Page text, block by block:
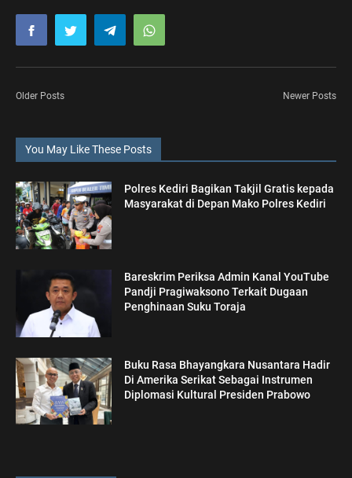
Older Posts Newer Posts
You May Like These Posts
Polres Kediri Bagikan Takjil Gratis kepada
Masyarakat di Depan Mako Polres Kediri
Bareskrim Periksa Admin Kanal YouTube
Pandji Pragiwaksono Terkait Dugaan
Penghinaan Suku Toraja
Buku Rasa Bhayangkara Nusantara Hadir
Di Amerika Serikat Sebagai Instrumen
Diplomasi Kultural Presiden Prabowo